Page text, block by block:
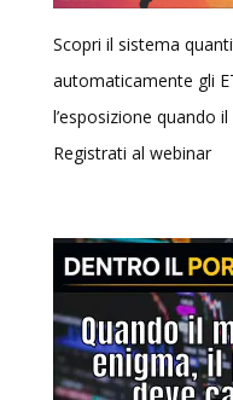
Scopri il sistema
automaticamente gli
l’esposizione quando
Registrati al webinar